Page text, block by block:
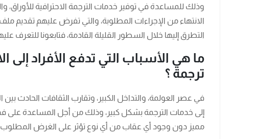
وذلك للمساعدة في توفير خدمات الترجمة الاحترافية للأوراق،
الانتهاء من الإجراءات المطلوبة، والتي تفرض عليهم تقديم
التطرق إليها خلال السطور القليلة القادمة، فتابعونا للتعرف
ما هي الأسباب التي تدفع الأفراد إلى
ترجمة ؟
في عصر العولمة، والتداخل الكبير، وتقارب الثقافات الحادث بين
إلى خدمات الترجمة بشكل كبير، وذلك من أجل المساعدة على
مميز دون وجود أي عقاب من أي نوع تؤثر على الغرض المطلوب؛